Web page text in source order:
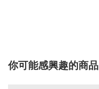
你可能感興趣的商品